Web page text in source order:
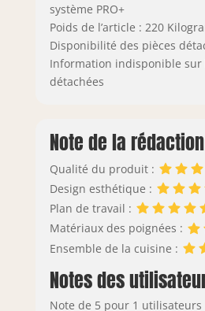
système PRO+
Poids de l’article : 220
Disponibilité des pièces
Information indisponible sur
détachées
Note de la
Qualité du produit :
Design esthétique :
Plan de travail :
Matériaux des poignées :
Ensemble de la cuisine :
Notes des
Note de 5 pour 1 utilisateurs